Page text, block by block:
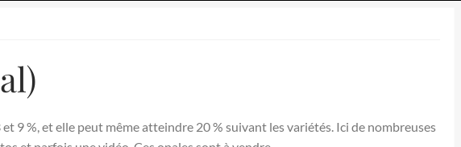
9 %, et elle peut même atteindre 20 % suivant les variétés. Ici de nombreuses